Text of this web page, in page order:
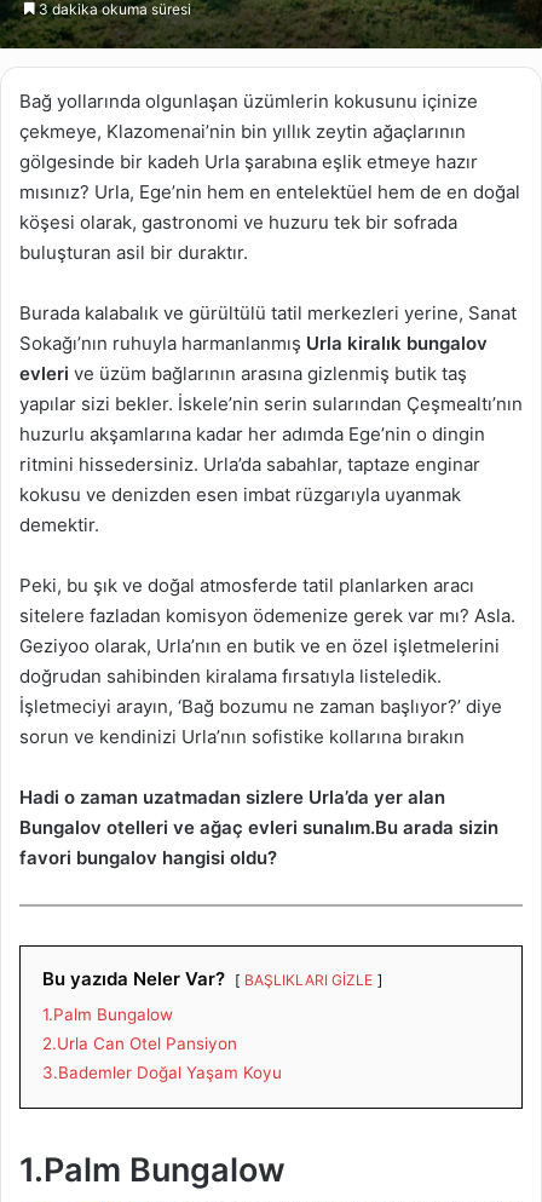
göndermek
3 dakika okuma süresi
Bağ yollarında olgunlaşan üzümlerin kokusunu içinize
çekmeye, Klazomenai’nin bin yıllık zeytin ağaçlarının
gölgesinde bir kadeh Urla şarabına eşlik etmeye hazır
mısınız? Urla, Ege’nin hem en entelektüel hem de en doğal
köşesi olarak, gastronomi ve huzuru tek bir sofrada
buluşturan asil bir duraktır.
Burada kalabalık ve gürültülü tatil merkezleri yerine, Sanat
Sokağı’nın ruhuyla harmanlanmış Urla kiralık bungalov
evleri ve üzüm bağlarının arasına gizlenmiş butik taş
yapılar sizi bekler. İskele’nin serin sularından Çeşmealtı’nın
huzurlu akşamlarına kadar her adımda Ege’nin o dingin
ritmini hissedersiniz. Urla’da sabahlar, taptaze enginar
kokusu ve denizden esen imbat rüzgarıyla uyanmak
demektir.
Peki, bu şık ve doğal atmosferde tatil planlarken aracı
sitelere fazladan komisyon ödemenize gerek var mı? Asla.
Geziyoo olarak, Urla’nın en butik ve en özel işletmelerini
doğrudan sahibinden kiralama fırsatıyla listeledik.
İşletmeciyi arayın, ‘Bağ bozumu ne zaman başlıyor?’ diye
sorun ve kendinizi Urla’nın sofistike kollarına bırakın
Hadi o zaman uzatmadan sizlere Urla’da yer alan
Bungalov otelleri ve ağaç evleri sunalım.Bu arada sizin
favori bungalov hangisi oldu?
Bu yazıda Neler Var? BAŞLIKLARI GİZLE
1.Palm Bungalow
2.Urla Can Otel Pansiyon
3.Bademler Doğal Yaşam Koyu
1.Palm Bungalow